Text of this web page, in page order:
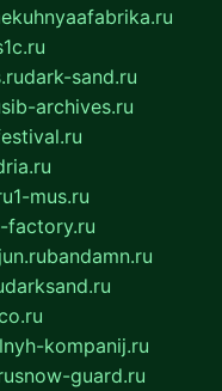
dark-sand.ru
sib-archives.ru
1-mus.ru
factory.ru
bandamn.ru
darksand.ru
kompanij.ru
snow-guard.ru